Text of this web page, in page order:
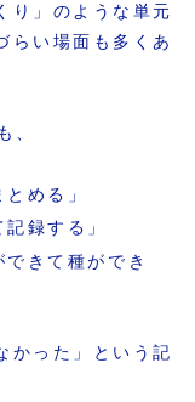
り」のような単元
らい場面も多くあ
、
める」
録する」
できて種ができ
かった」という記